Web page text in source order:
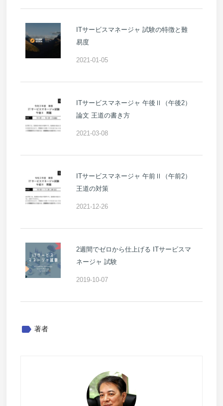
ITサービスマネージャ 試験の特徴と難
易度
2021-01-05
ITサービスマネージャ 午後Ⅱ（午後2）
論文 王道の書き方
2021-03-08
ITサービスマネージャ 午前Ⅱ（午前2）
王道の対策
2021-12-26
2週間でゼロから仕上げる ITサービスマ
ネージャ 試験
2019-10-07
label 著者